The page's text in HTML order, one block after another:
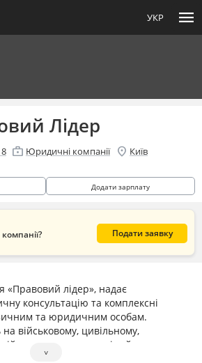
УКР menu
Лідер
8 enterprise Юридичні компанії location_on Київ
Додати зарплату
Подати заявку
лідер», надає
консультацію та комплексні
та юридичним особам.
військовому, цивільному,
спадковому, сімейному,
галузях права.
˅